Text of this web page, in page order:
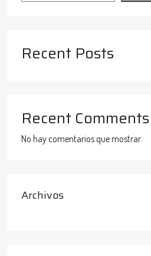
Recent Posts
Recent Comments
No hay comentarios que mostrar.
Archivos